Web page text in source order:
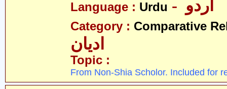
Language : Urdu
Category : Comparative
ادیان
Topic :
From Non-Shia Scholor. Included for